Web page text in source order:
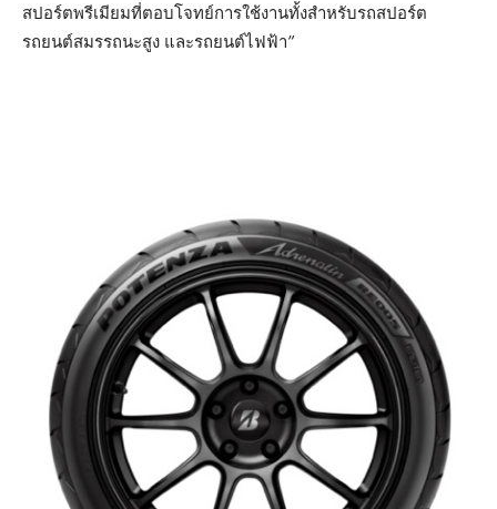
สปอร์ตพรีเมียมที่ตอบโจทย์การใช้งานทั้งสำหรับรถสปอร์ต
รถยนต์สมรรถนะสูง และรถยนต์ไฟฟ้า”